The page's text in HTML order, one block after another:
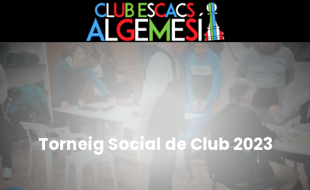
Torneig Social de Club 2023